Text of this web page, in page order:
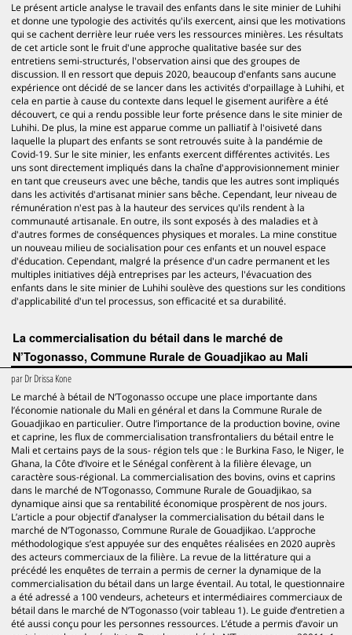
Le présent article analyse le travail des enfants dans le site minier de Luhihi
et donne une typologie des activités qu'ils exercent, ainsi que les motivations
qui se cachent derrière leur ruée vers les ressources minières. Les résultats
de cet article sont le fruit d'une approche qualitative basée sur des
entretiens semi-structurés, l'observation ainsi que des groupes de
discussion. Il en ressort que depuis 2020, beaucoup d'enfants sans aucune
expérience ont décidé de se lancer dans les activités d'orpaillage à Luhihi, et
cela en partie à cause du contexte dans lequel le gisement aurifère a été
découvert, ce qui a rendu possible leur forte présence dans le site minier de
Luhihi. De plus, la mine est apparue comme un palliatif à l'oisiveté dans
laquelle la plupart des enfants se sont retrouvés suite à la pandémie de
Covid-19. Sur le site minier, les enfants exercent différentes activités. Les
uns sont directement impliqués dans la chaîne d'approvisionnement minier
en tant que creuseurs avec une bêche, tandis que les autres sont impliqués
dans les activités d'artisanat minier sans bêche. Cependant, leur niveau de
rémunération n'est pas à la hauteur des services qu'ils rendent à la
communauté artisanale. En outre, ils sont exposés à des maladies et à
d'autres formes de conséquences physiques et morales. La mine constitue
un nouveau milieu de socialisation pour ces enfants et un nouvel espace
d'éducation. Cependant, malgré la présence d'un cadre permanent et les
multiples initiatives déjà entreprises par les acteurs, l'évacuation des
enfants dans le site minier de Luhihi soulève des questions sur les conditions
d'applicabilité d'un tel processus, son efficacité et sa durabilité.
La commercialisation du bétail dans le marché de
N’Togonasso, Commune Rurale de Gouadjikao au Mali
parDr Drissa Kone
Le marché à bétail de N’Togonasso occupe une place importante dans
l’économie nationale du Mali en général et dans la Commune Rurale de
Gouadjikao en particulier. Outre l’importance de la production bovine, ovine
et caprine, les flux de commercialisation transfrontaliers du bétail entre le
Mali et certains pays de la sous- région tels que : le Burkina Faso, le Niger, le
Ghana, la Côte d’Ivoire et le Sénégal confèrent à la filière élevage, un
caractère sous-régional. La commercialisation des bovins, ovins et caprins
dans le marché de N’Togonasso, Commune Rurale de Gouadjikao, sa
dynamique ainsi que sa rentabilité économique prospèrent de nos jours.
L’article a pour objectif d’analyser la commercialisation du bétail dans le
marché de N’Togonasso, Commune Rurale de Gouadjikao. L’approche
méthodologique s’est appuyée sur des enquêtes réalisées en 2020 auprès
des acteurs commerciaux de la filière. La revue de la littérature qui a
précédé les enquêtes de terrain a permis de cerner la dynamique de la
commercialisation du bétail dans un large éventail. Au total, le questionnaire
a été adressé a 100 vendeurs, acheteurs et intermédiaires commerciaux de
bétail dans le marché de N’Togonasso (voir tableau 1). Le guide d’entretien a
été aussi conçu pour les personnes ressources. L’étude a permis d’avoir un